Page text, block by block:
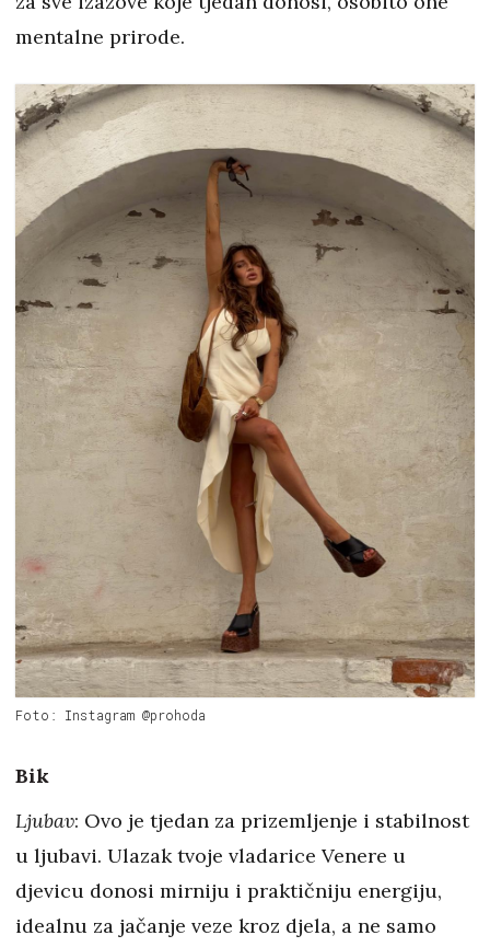
mentalne prirode.
Foto: Instagram @prohoda
Bik
Ljubav: Ovo je tjedan za prizemljenje i stabilnost
u ljubavi. Ulazak tvoje vladarice Venere u
djevicu donosi mirniju i praktičniju energiju,
idealnu za jačanje veze kroz djela, a ne samo